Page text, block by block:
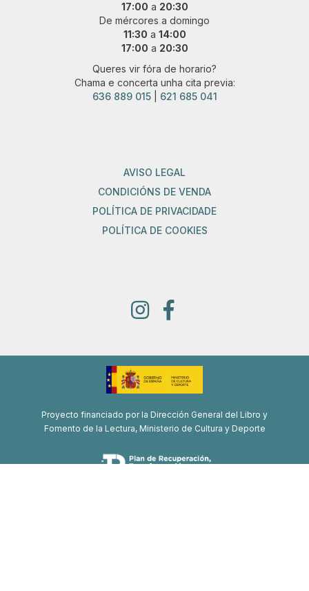
17:00 a 20:30
De mércores a domingo
11:30 a 14:00
17:00 a 20:30
Queres vir fóra de horario?
Chama e concerta unha cita previa:
636 889 015| 621 685 041
AVISO LEGAL
CONDICIÓNS DE VENDA
POLÍTICA DE PRIVACIDADE
POLÍTICA DE COOKIES
Proyecto financiado por la Dirección General del Libro y
Fomento de la Lectura, Ministerio de Cultura y Deporte